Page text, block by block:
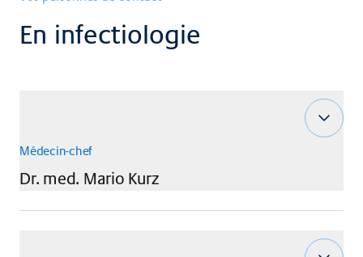
En infectiologie
Médecin-chef
Dr. med. Mario Kurz